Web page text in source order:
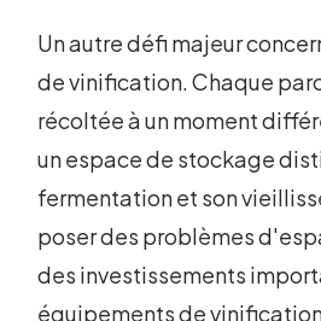
Un autre défi majeur
de vinification. Chaque
récoltée à un moment
un espace de stockage
fermentation et son
poser des problèmes
des investissements
équipements de